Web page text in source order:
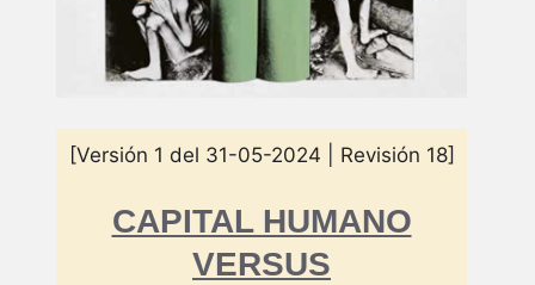
[Versión 1 del 31-05-2024 | Revisión 18]
CAPITAL HUMANO
VERSUS